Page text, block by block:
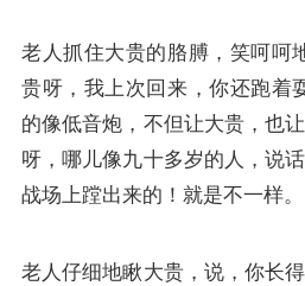
老人抓住大贵的胳膊，笑呵呵
贵呀，我上次回来，你还跑着
的像低音炮，不但让大贵，也
呀，哪儿像九十多岁的人，说
战场上蹚出来的！就是不一样。
老人仔细地瞅大贵，说，你长